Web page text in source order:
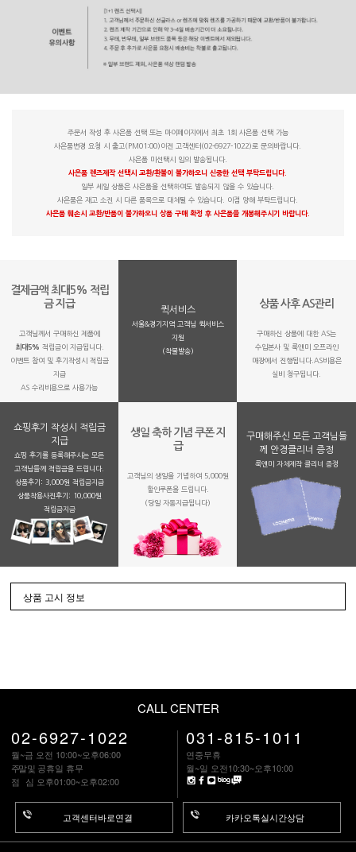
주문서 작성 후 사은품 선택 또는 마이페이지에서 최초 1회 사은품 선택 가능
사은품변경 요청 시 출고(PM01:00)이전 고객센터(02-6927-1022)로 문의바랍니다.
사은품 미선택시 임의 발송됩니다.
사은품 렌즈제작 선택시 교환/환불이 불가하오니 신중한 선택 부탁드립니다.
일부 세일 상품은 사은품을 선택하여도 발송되지 않을 수 있습니다.
사은품은 재고 소진 시 다른 품목으로 대체될 수 있습니다. 이점 양해 부탁드립니다.
사은품 훼손시 교환/반품이 불가하오니 상품 구매 확정 후 사은품을 개봉해주시기 바랍니다.
결제금액 최대5% 적립
금 지급
고객님께서 구매하신 제품에
최대5% 적립금이 지급됩니다.
이벤트 참여 및 후기작성시 적립금
지급
AS 수리비용으로 사용가능
퀵서비스
서울&경기지역 고객님 퀵서비스
지원
(착불발송)
상품 사후 AS관리
구매하신 상품에 대한 AS는
수입본사 및 룩앤미 오프라인
매장에서 진행됩니다.AS비용은
실비 청구됩니다.
쇼핑후기 작성시 적립금
지급
쇼핑 후기를 등록해주시는 모든
고객님들께 적립금을 드립니다.
상품후기: 3,000원 적립금지급
상품착용사진후기: 10,000원
적립금지금
생일 축하 기념 쿠폰 지
급
고객님의 생일을 기념하여 5,000원
할인쿠폰을 드립니다.
(당일 자동지급됩니다)
구매해주신 모든 고객님들
께 안경클리너 증정
룩앤미 자체제작 클리너 증정
상품 고시 정보
CALL CENTER
02-6927-1022
월~금 오전 10:00~오후06:00
주말및 공휴일 휴무
점 심 오후01:00~오후02:00
고객센터바로연결
031-815-1011
연중무휴
월~일 오전10:30~오후10:00
카카오톡실시간상담